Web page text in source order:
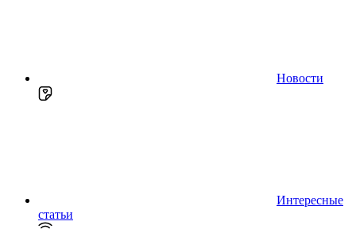
Новости
Интересные
статьи